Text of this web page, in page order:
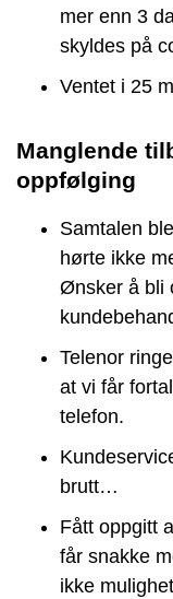
mer enn 3
skyldes på
Ventet i 25
Manglende
oppfølging
Samtalen
hørte ikke
Ønsker å bli
Telenor
at vi får
telefon.
brutt…
Fått oppgitt
får snakke
ikke